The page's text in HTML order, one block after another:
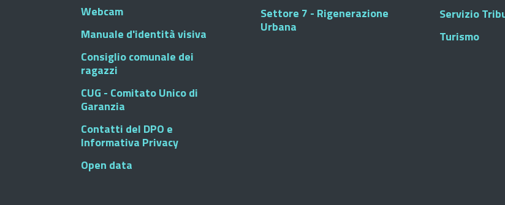
Webcam
Manuale d'identità visiva
Consiglio comunale dei
ragazzi
CUG - Comitato Unico di
Garanzia
Contatti del DPO e
Informativa Privacy
Open data
Settore 7 - Rigenerazione
Urbana
Servizio
Turismo